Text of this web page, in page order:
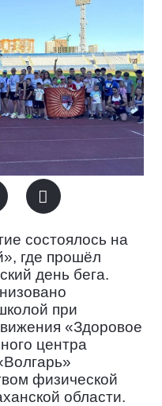
состоялось на
где прошёл
день бега.
при
«Здоровое
центра
физической
области.